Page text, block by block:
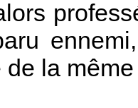
de la